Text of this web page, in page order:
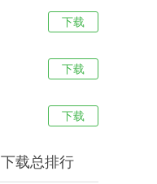
下载
下载
下载
下载总排行